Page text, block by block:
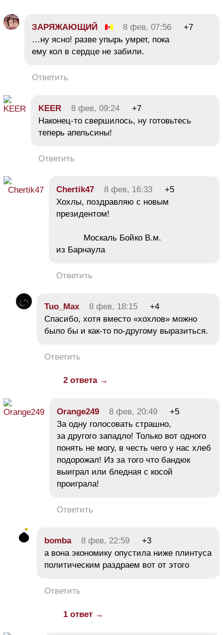
ЗАРЯЖАЮЩИЙ 8 фев, 07:56
+7
…ну ясно! разве упырь умрет, пока
ему кол в сердце не забили.
Ответить
KEER 8 фев, 09:24
+7
Наконец-то свершилось, ну готовьтесь
теперь апельсины!
Ответить
Chertik47 8 фев, 16:33
+5
Хохлы, поздравляю с новым
президентом!
Москаль Бойко В.м.
из Барнаула
Ответить
Tuo_Max 8 фев, 18:15
+4
Спасибо, хотя вместо «хохлов» можно
было бы и как-то по-другому выразиться.
Ответить
2 ответа →
Orange249 8 фев, 20:49
+5
За одну голосовать страшно,
за другого западло! Только вот одного
понять не могу, в честь чего у нас хлеб
подорожал! Из за того что бандюк
выиграл или бледная с косой
проиграла!
Ответить
bomba 8 фев, 22:59
+3
а вона экономику опустила ниже плинтуса
политическим раздраем вот от этого
Ответить
1 ответ →